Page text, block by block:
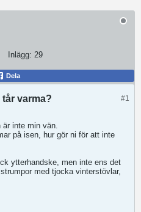
Inlägg: 29
Dela
#1
varma?
inte min vän.
på isen, hur gör ni för att inte
ytterhandske, men inte ens det
med tjocka vinterstövlar,